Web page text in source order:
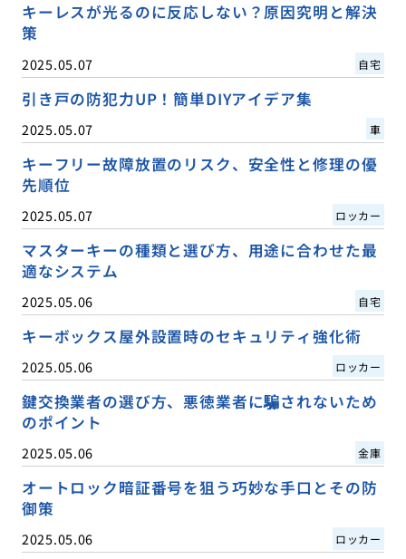
キーレスが光るのに反応しない？原因究明と解決
策
2025.05.07 自宅
引き戸の防犯力UP！簡単DIYアイデア集
2025.05.07 車
キーフリー故障放置のリスク、安全性と修理の優
先順位
2025.05.07 ロッカー
マスターキーの種類と選び方、用途に合わせた最
適なシステム
2025.05.06 自宅
キーボックス屋外設置時のセキュリティ強化術
2025.05.06 ロッカー
鍵交換業者の選び方、悪徳業者に騙されないため
のポイント
2025.05.06 金庫
オートロック暗証番号を狙う巧妙な手口とその防
御策
2025.05.06 ロッカー